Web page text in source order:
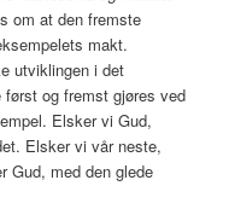
om at den fremste
makt.
utviklingen i det
og fremst gjøres ved
Elsker vi Gud,
Elsker vi vår neste,
Gud, med den glede